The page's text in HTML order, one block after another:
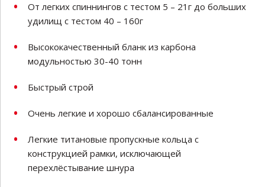
От легких спиннингов с тестом 5 – 21г до больших
удилищ с тестом 40 – 160г
Высококачественный бланк из карбона
модульностью 30-40 тонн
Быстрый строй
Очень легкие и хорошо сбалансированные
Легкие титановые пропускные кольца с
конструкцией рамки, исключающей
перехлёстывание шнура